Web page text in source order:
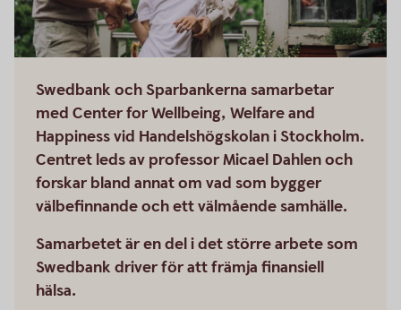
Swedbank och Sparbankerna samarbetar
med Center for Wellbeing, Welfare and
Happiness vid Handelshögskolan i Stockholm.
Centret leds av professor Micael Dahlen och
forskar bland annat om vad som bygger
välbefinnande och ett välmående samhälle.
Samarbetet är en del i det större arbete som
Swedbank driver för att främja finansiell
hälsa.